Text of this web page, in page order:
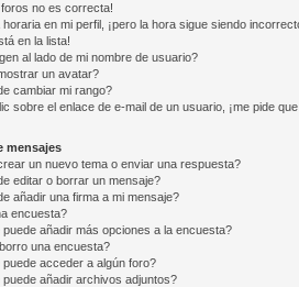
foros no es correcta!
en mi perfil, ¡pero la hora sigue siendo
en la lista!
al lado de mi nombre de usuario?
un avatar?
cambiar mi rango?
sobre el enlace de e-mail de un usuario, ¡me pide
mensajes
un nuevo tema o enviar una respuesta?
editar o borrar un mensaje?
añadir una firma a mi mensaje?
encuesta?
añadir más opciones a la encuesta?
una encuesta?
acceder a algún foro?
añadir archivos adjuntos?